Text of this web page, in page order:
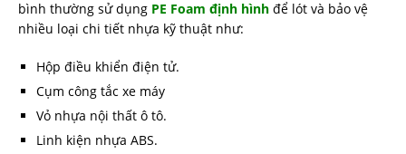
bình thường sử dụng PE Foam định hình để lót và bảo vệ
nhiều loại chi tiết nhựa kỹ thuật như:
Hộp điều khiển điện tử.
Cụm công tắc xe máy
Vỏ nhựa nội thất ô tô.
Linh kiện nhựa ABS.